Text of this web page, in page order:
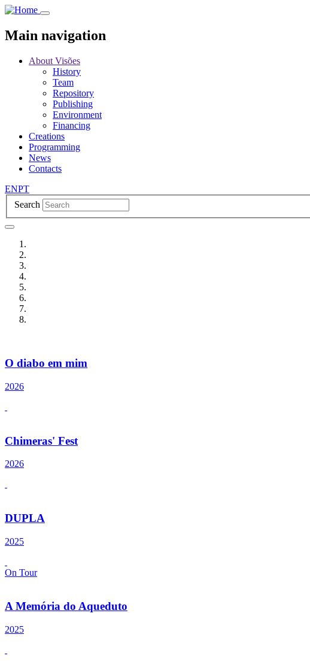
Skip
main
content
Main navigation
About Visões
History
Team
Repository
Publishing
Environment
Financing
Creations
Programming
News
Contacts
ENPT
Search
O diabo em mim
2026
Chimeras' Fest
2026
DUPLA
2025
On Tour
A Memória do Aqueduto
2025